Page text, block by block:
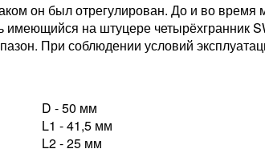
он был отрегулирован. До и во
на штуцере четырёхгранник
При соблюдении условий
D - 50 мм
L1 - 41,5 мм
L2 - 25 мм